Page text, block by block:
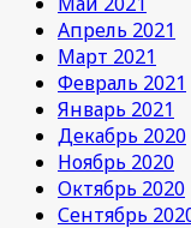
Апрель 2021
Март 2021
Февраль 2021
Январь 2021
Декабрь 2020
Ноябрь 2020
Октябрь 2020
Сентябрь